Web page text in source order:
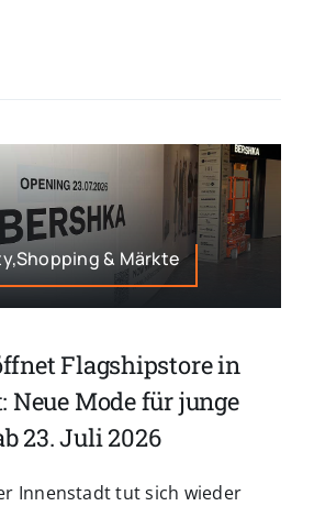
& Märkte
Flagshipstore in
Neue Mode für junge
23. Juli 2026
Innenstadt tut sich wieder